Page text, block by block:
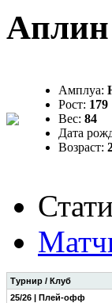
Амплуа:
Рост: 179
Вес: 84
Дата
Возраст:
Турнир / Клуб
25/26 | Плей-офф